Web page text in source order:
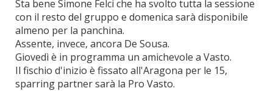
Sta bene Simone Felci che ha svolto tutta la sessione
con il resto del gruppo e domenica sarà disponibile
almeno per la panchina.
Assente, invece, ancora De Sousa.
Giovedì è in programma un amichevole a Vasto.
Il fischio d'inizio è fissato all'Aragona per le 15,
sparring partner sarà la Pro Vasto.